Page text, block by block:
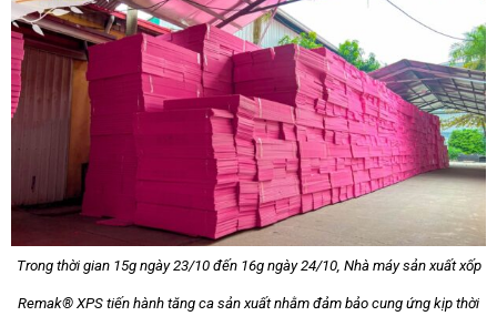
Trong thời gian 15g ngày 23/10 đến 16g ngày 24/10, Nhà máy sản xuất xốp
Remak® XPS tiến hành tăng ca sản xuất nhằm đảm bảo cung ứng kịp thời